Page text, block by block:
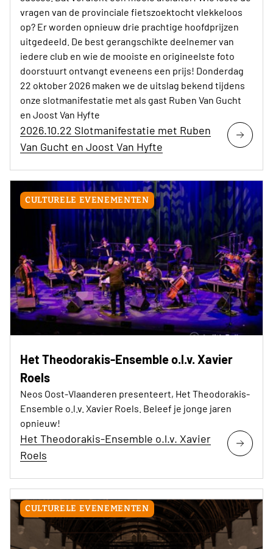
vragen van de provinciale fietszoektocht vlekkeloos
op? Er worden opnieuw drie prachtige hoofdprijzen
uitgedeeld. De best gerangschikte deelnemer van
iedere club en wie de mooiste en origineelste foto
doorstuurt ontvangt eveneens een prijs! Donderdag
22 oktober 2026 maken we de uitslag bekend tijdens
onze slotmanifestatie met als gast Ruben Van Gucht
en Joost Van Hyfte
2026.10.22 Slotmanifestatie met Ruben
Van Gucht en Joost Van Hyfte
CULTURELE EVENEMENTEN
Het Theodorakis-Ensemble o.l.v. Xavier
Roels
Neos Oost-Vlaanderen presenteert, Het Theodorakis-
Ensemble o.l.v. Xavier Roels. Beleef je jonge jaren
opnieuw!
Het Theodorakis-Ensemble o.l.v. Xavier
Roels
CULTURELE EVENEMENTEN